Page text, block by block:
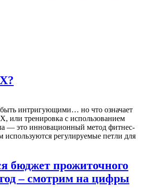
интригующими… но что означает
или тренировка с использованием
— это инновационный метод фитнес-
используются регулируемые петли для
бюджет прожиточного
– смотрим на цифры